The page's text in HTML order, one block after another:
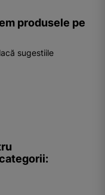
produsele pe
sugestiile